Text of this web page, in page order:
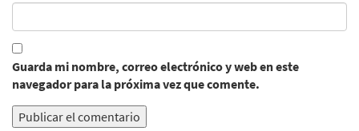
Guarda mi nombre, correo electrónico y web en este
navegador para la próxima vez que comente.